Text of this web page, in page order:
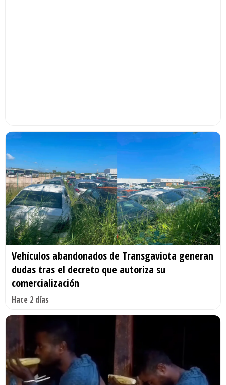
Vehículos abandonados de Transgaviota generan
dudas tras el decreto que autoriza su
comercialización
Hace 2 días